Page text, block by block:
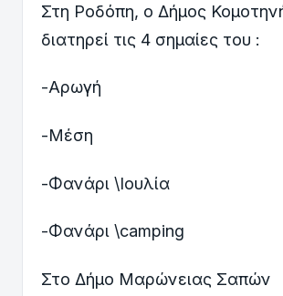
Στη Ροδόπη, ο Δήμος
διατηρεί τις 4 σημαίες του :
-Αρωγή
-Μέση
-Φανάρι \Ιουλία
-Φανάρι \camping
Στο Δήμο Μαρώνειας Σαπών